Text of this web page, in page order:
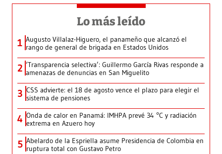
Lo más leído
1 Augusto Villalaz-Higuero, el panameño que alcanzó el
rango de general de brigada en Estados Unidos
2 ‘Transparencia selectiva’: Guillermo García Rivas responde a
amenazas de denuncias en San Miguelito
3 CSS advierte: el 18 de agosto vence el plazo para elegir el
sistema de pensiones
4 Onda de calor en Panamá: IMHPA prevé 34 °C y radiación
extrema en Azuero hoy
5 Abelardo de la Espriella asume Presidencia de Colombia en
ruptura total con Gustavo Petro